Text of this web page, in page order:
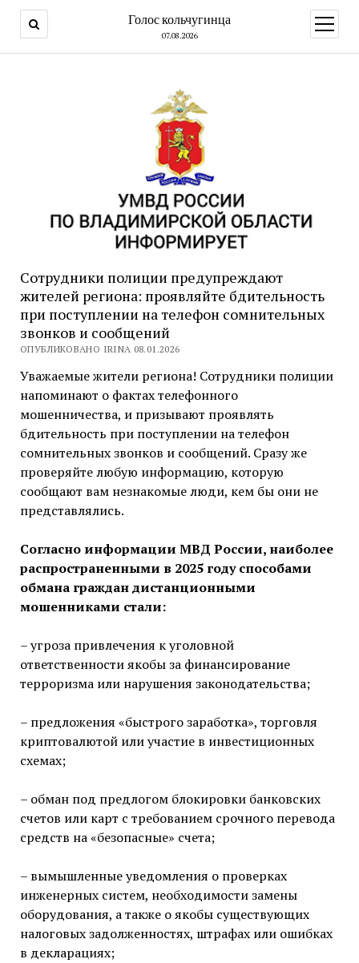
Голос кольчугинца
07.08.2026
меню
Сотрудники полиции предупреждают
жителей региона: проявляйте бдительность
при поступлении на телефон сомнительных
звонков и сообщений
ОПУБЛИКОВАНО IRINA 08.01.2026
Уважаемые жители региона! Сотрудники полиции
напоминают о фактах телефонного
мошенничества, и призывают проявлять
бдительность при поступлении на телефон
сомнительных звонков и сообщений. Сразу же
проверяйте любую информацию, которую
сообщают вам незнакомые люди, кем бы они не
представлялись.
Согласно информации МВД России, наиболее
распространенными в 2025 году способами
обмана граждан дистанционными
мошенниками стали:
– угроза привлечения к уголовной
ответственности якобы за финансирование
терроризма или нарушения законодательства;
– предложения «быстрого заработка», торговля
криптовалютой или участие в инвестиционных
схемах;
– обман под предлогом блокировки банковских
счетов или карт с требованием срочного перевода
средств на «безопасные» счета;
– вымышленные уведомления о проверках
инженерных систем, необходимости замены
оборудования, а также о якобы существующих
налоговых задолженностях, штрафах или ошибках
в декларациях;